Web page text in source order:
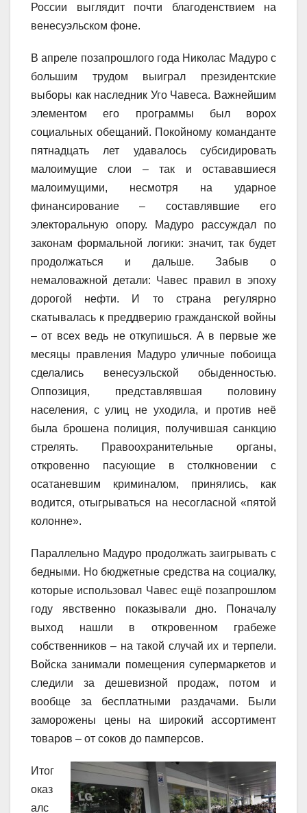
России выглядит почти благоденствием на
венесуэльском фоне.
В апреле позапрошлого года Николас Мадуро с
большим трудом выиграл президентские
выборы как наследник Уго Чавеса. Важнейшим
элементом его программы был ворох
социальных обещаний. Покойному команданте
пятнадцать лет удавалось субсидировать
малоимущие слои – так и остававшиеся
малоимущими, несмотря на ударное
финансирование – составлявшие его
электоральную опору. Мадуро рассуждал по
законам формальной логики: значит, так будет
продолжаться и дальше. Забыв о
немаловажной детали: Чавес правил в эпоху
дорогой нефти. И то страна регулярно
скатывалась к преддверию гражданской войны
– от всех ведь не откупишься. А в первые же
месяцы правления Мадуро уличные побоища
сделались венесуэльской обыденностью.
Оппозиция, представлявшая половину
населения, с улиц не уходила, и против неё
была брошена полиция, получившая санкцию
стрелять. Правоохранительные органы,
откровенно пасующие в столкновении с
осатаневшим криминалом, принялись, как
водится, отыгрываться на несогласной «пятой
колонне».
Параллельно Мадуро продолжать заигрывать с
бедными. Но бюджетные средства на социалку,
которые использовал Чавес ещё позапрошлом
году явственно показывали дно. Поначалу
выход нашли в откровенном грабеже
собственников – на такой случай их и терпели.
Войска занимали помещения супермаркетов и
следили за дешевизной продаж, потом и
вообще за бесплатными раздачами. Были
заморожены цены на широкий ассортимент
товаров – от соков до памперсов.
Итог
оказ
алс